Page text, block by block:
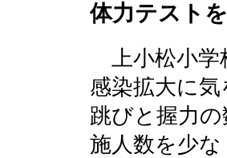
体力テスト
上小松小学
感染拡大に
跳びと握力
施人数を少